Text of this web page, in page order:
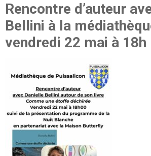
Rencontre d’auteur
Bellini à la
vendredi 22 mai à 18h